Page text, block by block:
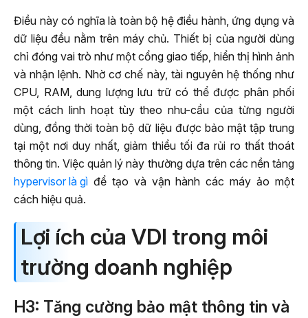
Điều này có nghĩa là toàn bộ hệ điều hành, ứng dụng và
dữ liệu đều nằm trên máy chủ. Thiết bị của người dùng
chỉ đóng vai trò như một cổng giao tiếp, hiển thị hình ảnh
và nhận lệnh. Nhờ cơ chế này, tài nguyên hệ thống như
CPU, RAM, dung lượng lưu trữ có thể được phân phối
một cách linh hoạt tùy theo nhu-cầu của từng người
dùng, đồng thời toàn bộ dữ liệu được bảo mật tập trung
tại một nơi duy nhất, giảm thiểu tối đa rủi ro thất thoát
thông tin. Việc quản lý này thường dựa trên các nền tảng
hypervisor là gì để tạo và vận hành các máy ảo một
cách hiệu quả.
Lợi ích của VDI trong môi
trường doanh nghiệp
H3: Tăng cường bảo mật thông tin và